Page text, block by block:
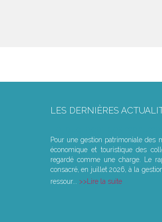
LES DERNIÈRES
Pour une gestion patrimoniale des
économique et touristique des
regardé comme une charge. Le
consacré, en juillet 2026, à la
ressour...
Lire la suite